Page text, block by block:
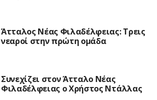
Άτταλος Νέας Φιλαδέλφειας: Τρεις
νεαροί στην πρώτη ομάδα
Συνεχίζει στον Άτταλο Νέας
Φιλαδέλφειας ο Χρήστος Ντάλλας